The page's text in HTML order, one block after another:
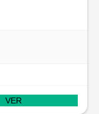
VER